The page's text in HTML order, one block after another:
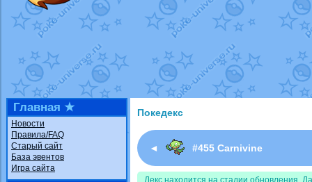
Йолда и Мимикьюот MavisNyanCat
Недовольный котомангуст
от
The Dark Wishmakerот Randomon в
в
ilovearceus
Raging Boltот GraceDaFox
в
Shadow mismagius от
в
художник
от vicavica в фанарте.
Главная ★
Новости
Правила/FAQ
Старый сайт
База эвентов
Игра сайта
Покедекс
◄ #455 Carnivine
Декс находится на стадии обновления.